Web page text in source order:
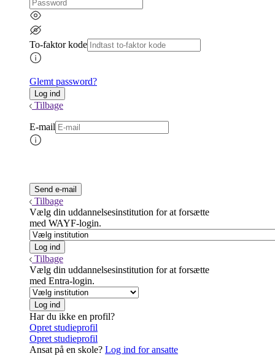
To-faktor kode
Glemt password?
Tilbage
E-mail
Tilbage
Vælg din uddannelsesinstitution for at forsætte
med WAYF-login.
Tilbage
Vælg din uddannelsesinstitution for at forsætte
med Entra-login.
Har du ikke en profil?
Opret studieprofil
Opret studieprofil
Ansat på en skole? Log ind for ansatte